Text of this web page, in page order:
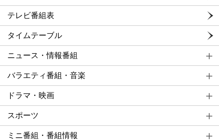
テレビ番組表
タイムテーブル
ニュース・情報番組
バラエティ番組・音楽
ドラマ・映画
スポーツ
ミニ番組・番組情報